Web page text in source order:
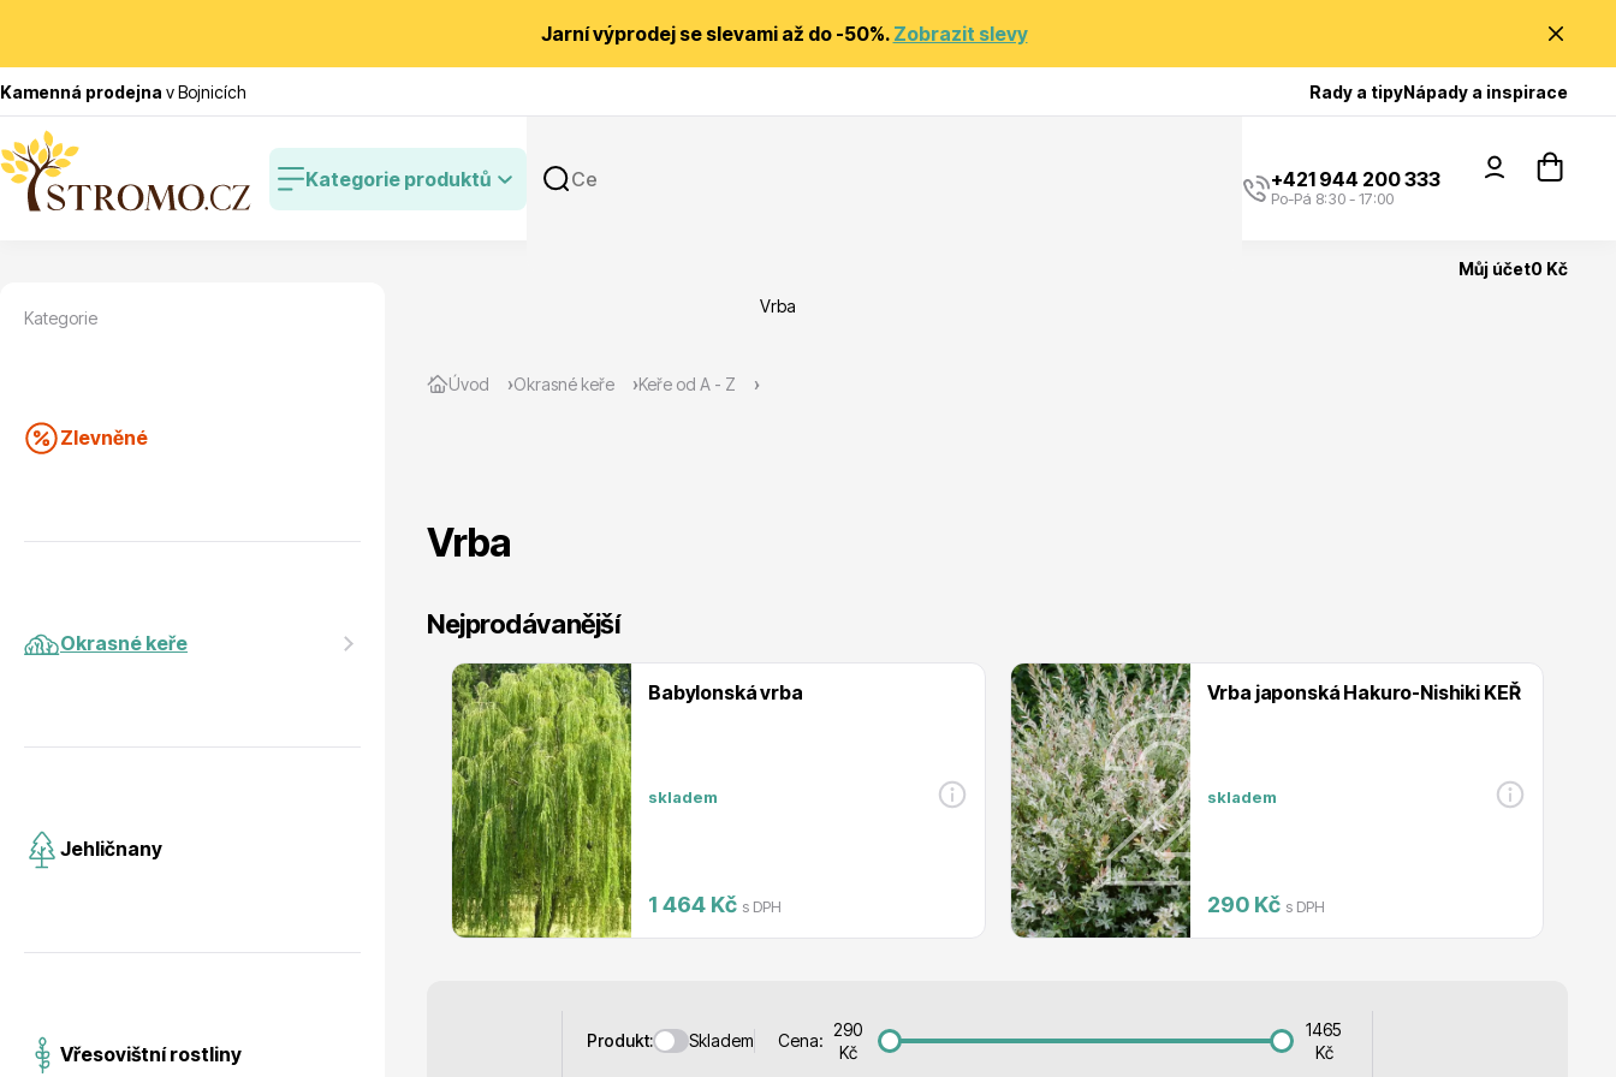
Jarní výprodej se slevami až do -50%. Zobrazit slevy
Kamenná prodejna v Bojnicích Rady a tipyNápady a inspirace
Kategorie produktů
Poradíme Vám?
+421 944 200 333
Po-Pá 8:30 - 17:00
Můj účet0 Kč
Cibuloviny
Nářadí, příslušenství Bylinky do kuchyně
Úvod Okrasné keře Keře od A - Z
Vrba
Vrba
Nejprodávanější
Babylonská vrba
skladem
1 464 Kč s DPH
Vrba japonská Hakuro-Nishiki KEŘ
skladem
290 Kč s DPH
Produkt: Skladem Cena:
290
Kč
1465
Kč
Kategorie
Zlevněné
Okrasné keře
Jehličnany
Vřesovištní rostliny